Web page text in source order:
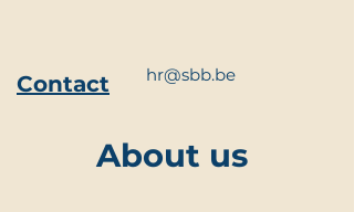
Contact hr@sbb.be
About us